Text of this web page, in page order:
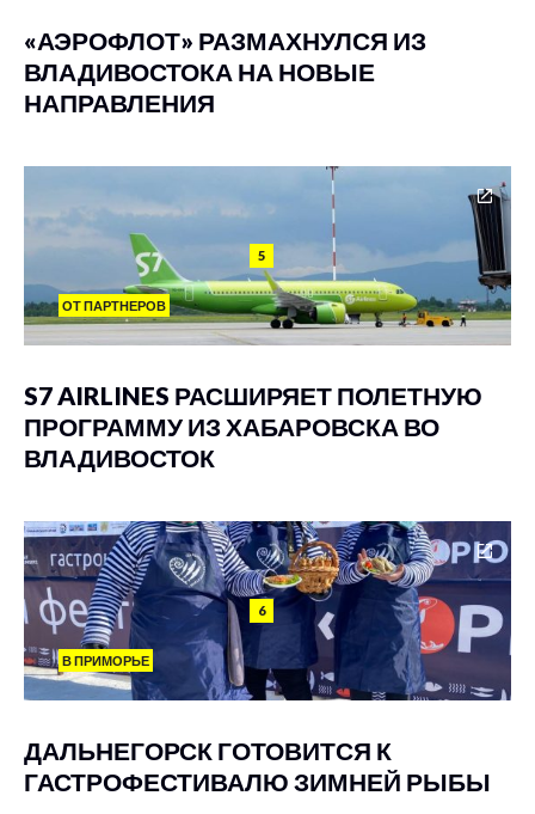
«АЭРОФЛОТ» РАЗМАХНУЛСЯ ИЗ
ВЛАДИВОСТОКА НА НОВЫЕ
НАПРАВЛЕНИЯ
5
ОТ ПАРТНЕРОВ
S7 AIRLINES РАСШИРЯЕТ ПОЛЕТНУЮ
ПРОГРАММУ ИЗ ХАБАРОВСКА ВО
ВЛАДИВОСТОК
6
В ПРИМОРЬЕ
ДАЛЬНЕГОРСК ГОТОВИТСЯ К
ГАСТРОФЕСТИВАЛЮ ЗИМНЕЙ РЫБЫ